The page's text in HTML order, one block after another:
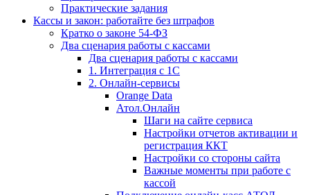
Практические задания
Кассы и закон: работайте без штрафов
Кратко о законе 54-ФЗ
Два сценария работы с кассами
Два сценария работы с кассами
1. Интеграция с 1С
2. Онлайн-сервисы
Orange Data
Атол.Онлайн
Шаги на сайте сервиса
Настройки отчетов активации и
регистрация ККТ
Настройки со стороны сайта
Важные моменты при работе с
кассой